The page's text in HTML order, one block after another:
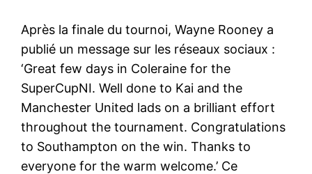
Après la finale du tournoi, Wayne Rooney a
publié un message sur les réseaux sociaux :
‘Great few days in Coleraine for the
SuperCupNI. Well done to Kai and the
Manchester United lads on a brilliant effort
throughout the tournament. Congratulations
to Southampton on the win. Thanks to
everyone for the warm welcome.’ Ce